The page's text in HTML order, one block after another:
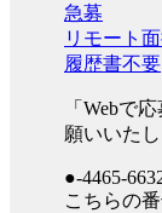
急募
リモート
履歴書不要
「Webで
願いいたし
●-4465-
こちらの